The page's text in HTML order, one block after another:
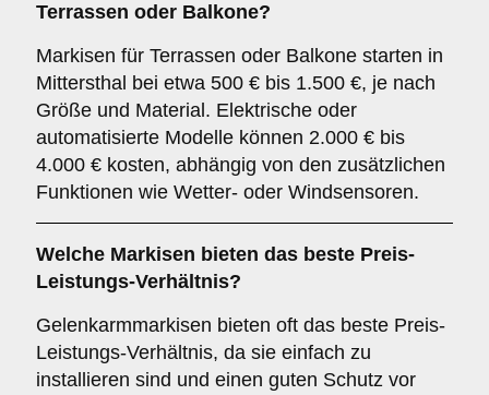
Terrassen oder Balkone?
Markisen für Terrassen oder Balkone starten in
Mittersthal bei etwa 500 € bis 1.500 €, je nach
Größe und Material. Elektrische oder
automatisierte Modelle können 2.000 € bis
4.000 € kosten, abhängig von den zusätzlichen
Funktionen wie Wetter- oder Windsensoren.
Welche Markisen bieten das beste Preis-
Leistungs-Verhältnis?
Gelenkarmmarkisen bieten oft das beste Preis-
Leistungs-Verhältnis, da sie einfach zu
installieren sind und einen guten Schutz vor